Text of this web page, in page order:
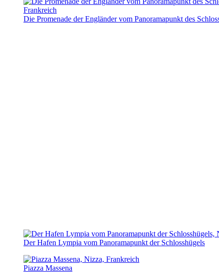
Die Promenade der Engländer vom Panoramapunkt des
Der Hafen Lympia vom Panoramapunkt der Schlosshügels
Piazza Massena